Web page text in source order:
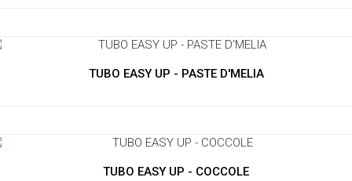
TUBO EASY UP - PASTE D'MELIA
TUBO EASY UP - COCCOLE